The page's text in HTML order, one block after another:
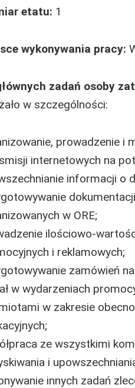
etatu: 1
wykonywania pracy:
zadań osoby
w szczególności:
prowadzenie i
internetowych na
informacji o
w ORE;
ilościowo-
i reklamowych;
zamówień
w wydarzeniach
w zakresie
ze wszystkimi
i
innych zadań